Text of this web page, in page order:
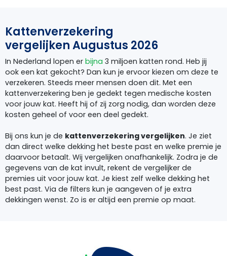
Kattenverzekering
vergelijken Augustus 2026
In Nederland lopen er bijna 3 miljoen katten rond. Heb jij
ook een kat gekocht? Dan kun je ervoor kiezen om deze te
verzekeren. Steeds meer mensen doen dit. Met een
kattenverzekering ben je gedekt tegen medische kosten
voor jouw kat. Heeft hij of zij zorg nodig, dan worden deze
kosten geheel of voor een deel gedekt.
Bij ons kun je de kattenverzekering vergelijken. Je ziet
dan direct welke dekking het beste past en welke premie je
daarvoor betaalt. Wij vergelijken onafhankelijk. Zodra je de
gegevens van de kat invult, rekent de vergelijker de
premies uit voor jouw kat. Je kiest zelf welke dekking het
best past. Via de filters kun je aangeven of je extra
dekkingen wenst. Zo is er altijd een premie op maat.